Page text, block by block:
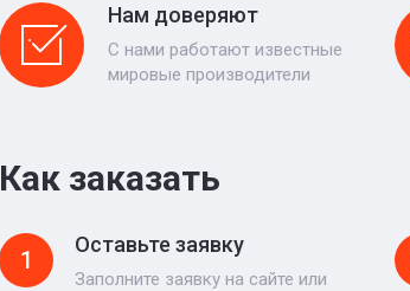
Нам доверяют
С нами работают известные
мировые производители
Как заказать
1
Оставьте заявку
Заполните заявку на сайте или